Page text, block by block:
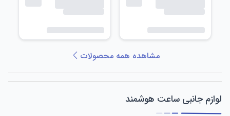
مشاهده همه محصولات
لوازم جانبی ساعت هوشمند